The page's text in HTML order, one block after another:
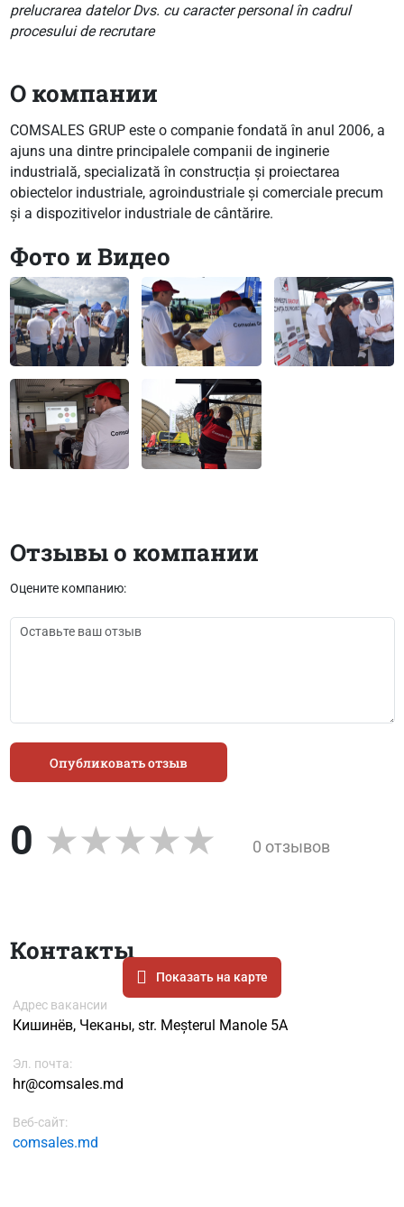
prelucrarea datelor Dvs. cu caracter personal în cadrul
procesului de recrutare
О компании
COMSALES GRUP este o companie fondată în anul 2006, a
ajuns una dintre principalele companii de inginerie
industrială, specializată în construcția și proiectarea
obiectelor industriale, agroindustriale și comerciale precum
și a dispozitivelor industriale de cântărire.
Фото и Видео
Отзывы о компании
Оцените компанию:
Опубликовать отзыв
0 0 отзывов
Контакты
Показать на карте
Адрес вакансии
Кишинёв, Чеканы, str. Meșterul Manole 5A
Эл. почта:
hr@comsales.md
Веб-сайт:
comsales.md